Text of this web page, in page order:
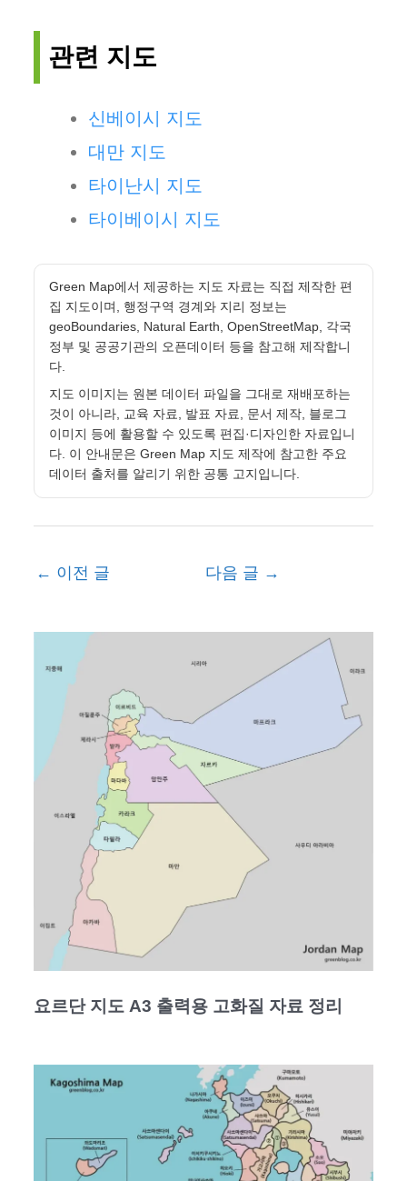
관련 지도
신베이시 지도
대만 지도
타이난시 지도
타이베이시 지도
Green Map에서 제공하는 지도 자료는 직접 제작한 편
집 지도이며, 행정구역 경계와 지리 정보는
geoBoundaries, Natural Earth, OpenStreetMap, 각국
정부 및 공공기관의 오픈데이터 등을 참고해 제작합니
다.
지도 이미지는 원본 데이터 파일을 그대로 재배포하는
것이 아니라, 교육 자료, 발표 자료, 문서 제작, 블로그
이미지 등에 활용할 수 있도록 편집·디자인한 자료입니
다. 이 안내문은 Green Map 지도 제작에 참고한 주요
데이터 출처를 알리기 위한 공통 고지입니다.
← 이전 글 다음 글 →
요르단 지도 A3 출력용 고화질 자료 정리